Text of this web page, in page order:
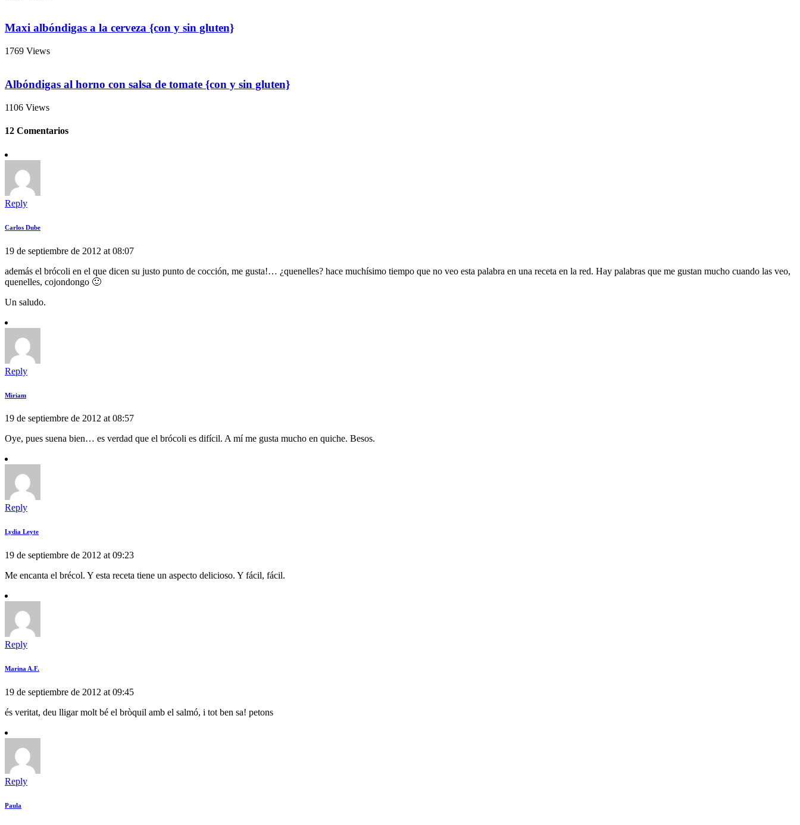
Maxi albóndigas a la cerveza {con y sin gluten}
1769 Views
Albóndigas al horno con salsa de tomate {con y sin gluten}
1106 Views
12 Comentarios
Reply
Carlos Dube
19 de septiembre de 2012 at 08:07
además el brócoli en el que dicen su justo punto de cocción, me gusta!… ¿quenelles? hace muchísimo tiempo que no veo esta palabra en una receta en la red. Hay palabras que me gustan mucho cuando las veo,
quenelles, cojondongo 🙂
Un saludo.
Reply
Miriam
19 de septiembre de 2012 at 08:57
Oye, pues suena bien… es verdad que el brócoli es difícil. A mí me gusta mucho en quiche. Besos.
Reply
Lydia Leyte
19 de septiembre de 2012 at 09:23
Me encanta el brécol. Y esta receta tiene un aspecto delicioso. Y fácil, fácil.
Reply
Marina A.F.
19 de septiembre de 2012 at 09:45
és veritat, deu lligar molt bé el bròquil amb el salmó, i tot ben sa! petons
Reply
Paula